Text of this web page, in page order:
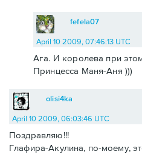
fefela07
April 10 2009, 07:46:13 UTC
Ага. И королева при
Принцесса Маня-Аня )))
olisi4ka
April 10 2009, 06:03:46 UTC
Поздравляю!!!
Глафира-Акулина, по-моему,